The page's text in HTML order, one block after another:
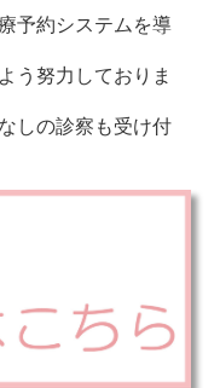
予約システムを導
う努力しておりま
しの診察も受け付